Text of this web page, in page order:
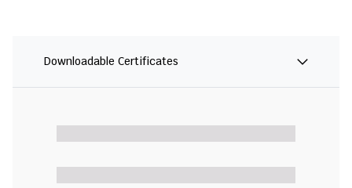
Downloadable Certificates